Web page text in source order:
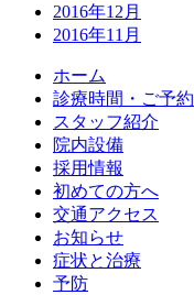
2016年12月
2016年11月
ホーム
診療時間・ご予約
スタッフ紹介
院内設備
採用情報
初めての方へ
交通アクセス
お知らせ
症状と治療
予防